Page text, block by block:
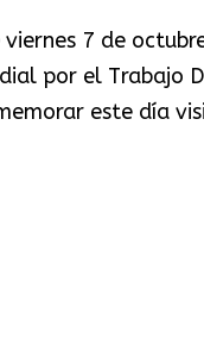
viernes 7 de
por el Trabajo
este día